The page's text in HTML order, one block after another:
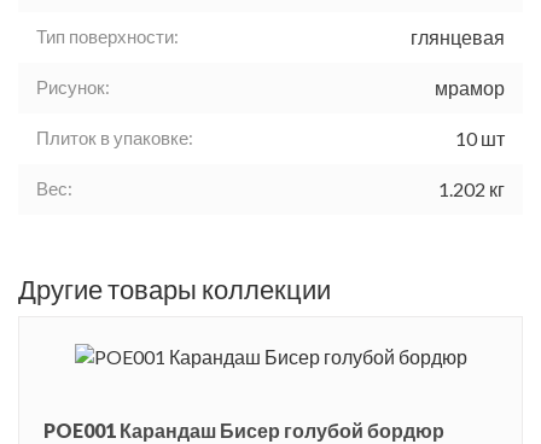
Тип поверхности: глянцевая
Рисунок: мрамор
Плиток в упаковке: 10 шт
Вес: 1.202 кг
Другие товары коллекции
POE001 Карандаш Бисер голубой бордюр